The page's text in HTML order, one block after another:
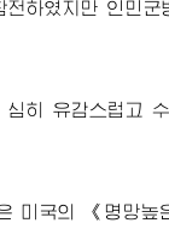
하였지만 인민
히 유감스럽고
미국의 《명망